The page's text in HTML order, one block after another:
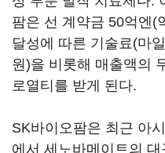
팜은 선 계약금 50억엔(
달성에 따른 기술료(마
원)을 비롯해 매출액의
로열티를 받게 된다.
SK바이오팜은 최근 아
에서 세노바메이트의